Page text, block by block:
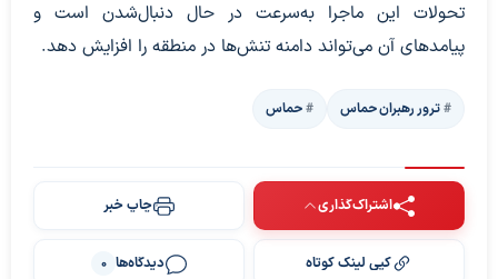
تحولات این ماجرا به‌سرعت در حال دنبال‌شدن است و
پیامدهای آن می‌تواند دامنه تنش‌ها در منطقه را افزایش دهد.
ترور رهبران حماس حماس
اشتراک‌گذاری چاپ خبر
کپی لینک کوتاه دیدگاه‌ها 0